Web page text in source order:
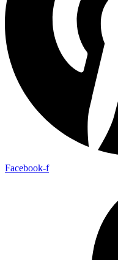
Facebook-f